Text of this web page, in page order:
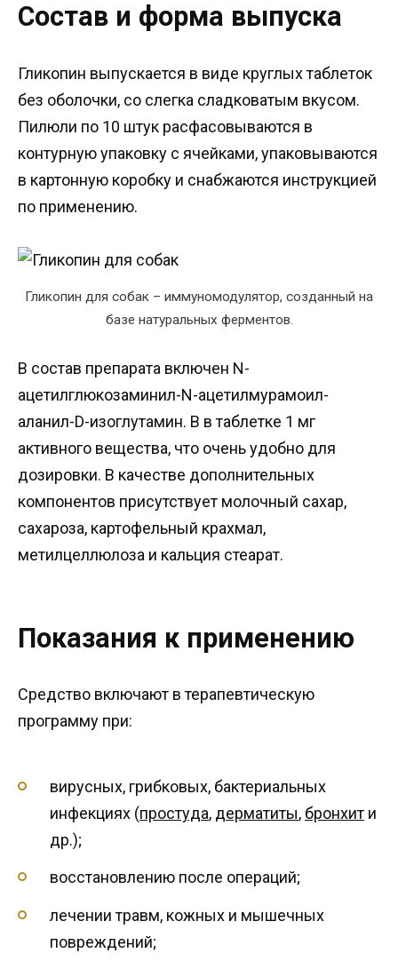
Состав и форма выпуска
Гликопин выпускается в виде круглых таблеток
без оболочки, со слегка сладковатым вкусом.
Пилюли по 10 штук расфасовываются в
контурную упаковку с ячейками, упаковываются
в картонную коробку и снабжаются инструкцией
по применению.
Гликопин для собак – иммуномодулятор, созданный на
базе натуральных ферментов.
В состав препарата включен N-
ацетилглюкозаминил-N-ацетилмурамоил-
аланил-D-изоглутамин. В в таблетке 1 мг
активного вещества, что очень удобно для
дозировки. В качестве дополнительных
компонентов присутствует молочный сахар,
сахароза, картофельный крахмал,
метилцеллюлоза и кальция стеарат.
Показания к применению
Средство включают в терапевтическую
программу при:
вирусных, грибковых, бактериальных
инфекциях (простуда, дерматиты, бронхит и
др.);
восстановлению после операций;
лечении травм, кожных и мышечных
повреждений;